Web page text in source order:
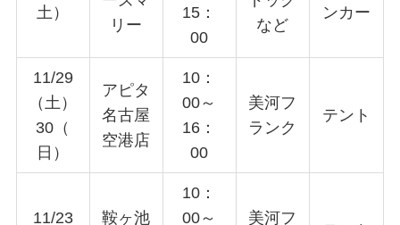
土）
リー
15：
00
など
ンカー
11/29
（土）
30（
日）
アピタ
名古屋
空港店
10：
00～
16：
00
美河フ
ランク
テント
11/23
鞍ヶ池
10：
00～
美河フ